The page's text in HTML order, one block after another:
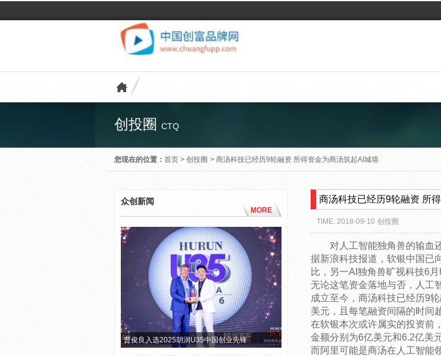
创投圈 CTQ
您现在的位置： 首页 > 创投圈 > 商汤科技已经历9轮融资 所得资金为商汤筑起AI城墙
众创新闻
MORE
曹俊良入选2025胡润U35中国创业先锋
商汤科技已经历9轮融资 所
TIME: 2018-09-10 创投圈
对人工智能独角兽的输血
据新浪科技报道，软银中国已
比，另一AI独角兽旷视科技6
无论这笔资金落地与否，人工
成立至今，商汤科技已经历9
美元，且每笔融资间隔的时间
在软银本次或许属实的投资前
金额分别为6亿美元和6.2亿美
而阿里可能是商汤在人工智能